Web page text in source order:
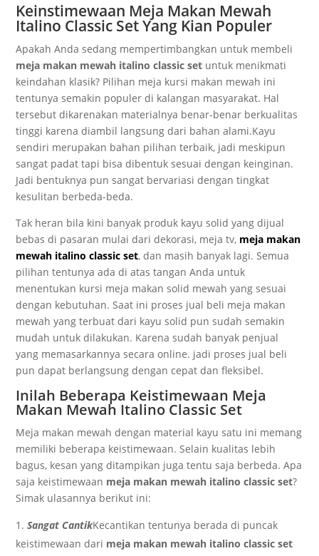
Keinstimewaan Meja Makan Mewah
Italino Classic Set Yang Kian Populer
Apakah Anda sedang mempertimbangkan untuk membeli
meja makan mewah italino classic set untuk menikmati
keindahan klasik? Pilihan meja kursi makan mewah ini
tentunya semakin populer di kalangan masyarakat. Hal
tersebut dikarenakan materialnya benar-benar berkualitas
tinggi karena diambil langsung dari bahan alami.Kayu
sendiri merupakan bahan pilihan terbaik, jadi meskipun
sangat padat tapi bisa dibentuk sesuai dengan keinginan.
Jadi bentuknya pun sangat bervariasi dengan tingkat
kesulitan berbeda-beda.
Tak heran bila kini banyak produk kayu solid yang dijual
bebas di pasaran mulai dari dekorasi, meja tv, meja makan
mewah italino classic set, dan masih banyak lagi. Semua
pilihan tentunya ada di atas tangan Anda untuk
menentukan kursi meja makan solid mewah yang sesuai
dengan kebutuhan. Saat ini proses jual beli meja makan
mewah yang terbuat dari kayu solid pun sudah semakin
mudah untuk dilakukan. Karena sudah banyak penjual
yang memasarkannya secara online. jadi proses jual beli
pun dapat berlangsung dengan cepat dan fleksibel.
Inilah Beberapa Keistimewaan Meja
Makan Mewah Italino Classic Set
Meja makan mewah dengan material kayu satu ini memang
memiliki beberapa keistimewaan. Selain kualitas lebih
bagus, kesan yang ditampikan juga tentu saja berbeda. Apa
saja keistimewaan meja makan mewah italino classic set?
Simak ulasannya berikut ini:
Sangat CantikKecantikan tentunya berada di puncak
keistimewaan dari meja makan mewah italino classic set